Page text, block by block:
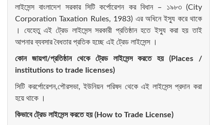
লাইসেন্স বাংলাদেশ সরকার সিটি কর্পোরেশন কর বিধান – ১৯৮৩ (City
Corporation Taxation Rules, 1983) এর অধিনে ইস্যু করে থাকে
। যেহেতু এই ট্রেড লাইসেন্স সরকারী প্রতিষ্ঠান হতে ইস্যু করা হয় তাই
আপনার ব্যবসার বৈধতার প্রতিক হচ্ছে এই ট্রেড লাইসেন্স ।
কোন জায়গা/প্রতিষ্ঠান থেকে ট্রেড লাইসেন্স করতে হয়(Places /
institutions to trade licenses)
সিটি করর্পোরেশন,পৌরসভা, ইউনিয়ন পরিষদ থেকে এই লাইসেন্স প্রদান করা
হয়ে থাকে ।
কিভাবে ট্রেড লাইসেন্স করতে হয়(How to Trade License)